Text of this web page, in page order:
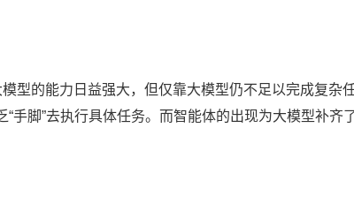
型的能力日益强大，但仅靠大模型仍不足以完成复杂
手脚”去执行具体任务。而智能体的出现为大模型补齐